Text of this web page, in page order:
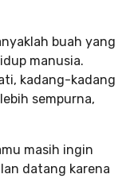
buah yang
manusia.
kadang-kadang
sempurna,
masih ingin
datang karena